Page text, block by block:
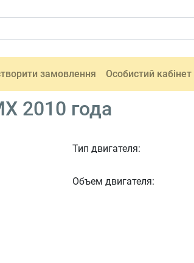
замовлення Особистий кабінет
2010 года
Тип двигателя:
Объем двигателя: